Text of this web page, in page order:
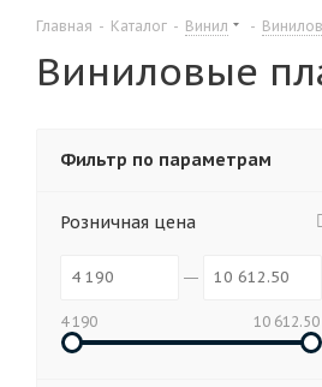
Главная - Каталог - Винил -
Виниловые
Фильтр по параметрам
Розничная цена
4 190 10 612.50